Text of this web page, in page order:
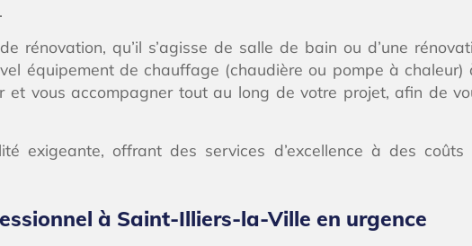
rénovation, qu’il s’agisse de salle de bain ou d’une
équipement de chauffage (chaudière ou pompe à
et vous accompagner tout au long de votre projet, afin de
exigeante, offrant des services d’excellence à des
à Saint-Illiers-la-Ville en urgence